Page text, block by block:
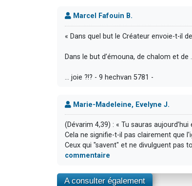
Marcel Fafouin B.
« Dans quel but le Créateur envoie-t-il
Dans le but d’émouna, de chalom et de
… joie ?!? - 9 hechvan 5781 -
Marie-Madeleine, Evelyne J.
(Dévarim 4,39) : « Tu sauras
Cela ne signifie-t-il pas clairement que
Ceux qui "savent" et ne divulguent pas
commentaire
A consulter également